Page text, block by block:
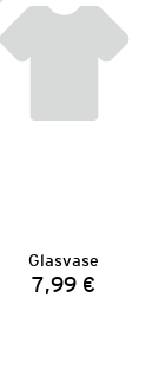
Glasvase
Preis:
7,99 €